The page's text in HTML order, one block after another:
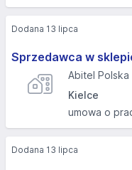
Sprzedawca w
Abitel
Kielce
umowa o
Dodana 13 lipca
Dodana 13 lipca